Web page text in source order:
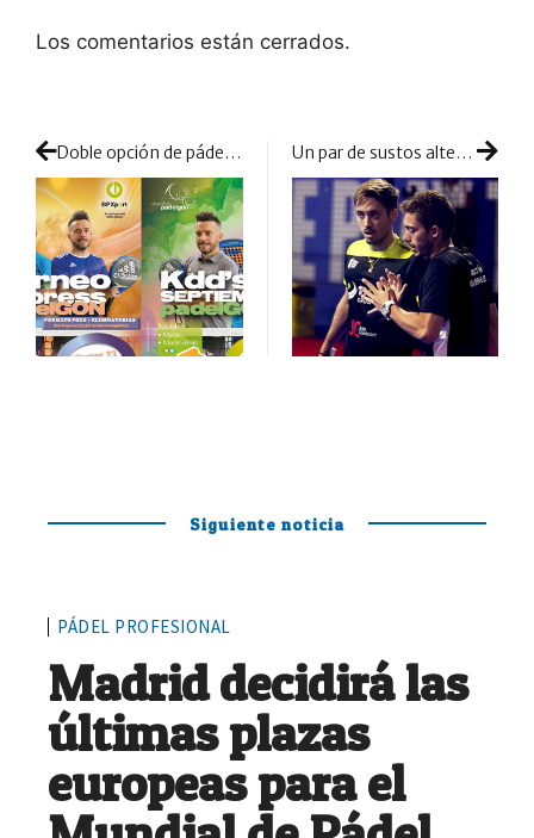
Los comentarios están cerrados.
Doble opción de pádel con Eventos Padelgon Un par de sustos alteran el plácido comienzo del cuadro final masculino en Madrid
Siguiente noticia
PÁDEL PROFESIONAL
Madrid decidirá las
últimas plazas
europeas para el